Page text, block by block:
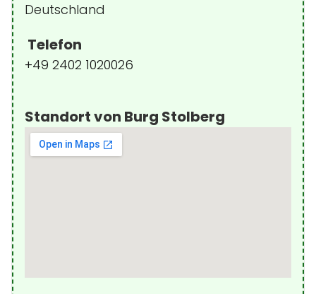
Deutschland
Telefon
+49 2402 1020026
Standort von Burg Stolberg